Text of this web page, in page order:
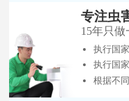
专注虫
15年只做
执行国
执行国
根据不